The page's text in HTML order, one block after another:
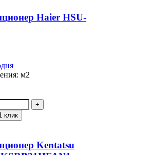
Haier HSU-
м2
клик
Kentatsu